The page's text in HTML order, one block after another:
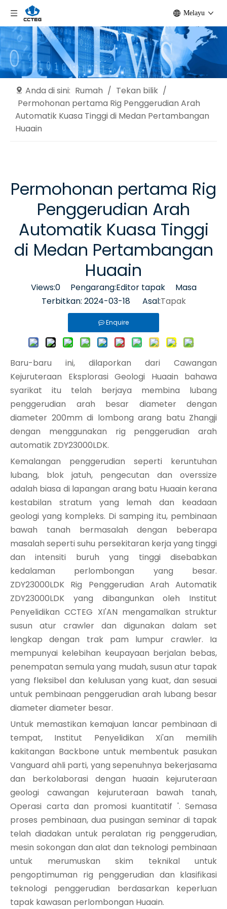
Melayu
Anda di sini: Rumah / Tekan bilik /
Permohonan pertama Rig Penggerudian Arah
Automatik Kuasa Tinggi di Medan Pertambangan
Huaain
Permohonan pertama Rig
Penggerudian Arah
Automatik Kuasa Tinggi
di Medan Pertambangan
Huaain
Views:0Pengarang:Editor tapak Masa
Terbitkan: 2024-03-18 Asal:Tapak
Enquire
Baru-baru ini, dilaporkan dari Cawangan
Kejuruteraan Eksplorasi Geologi Huaain bahawa
syarikat itu telah berjaya membina lubang
penggerudian arah besar diameter dengan
diameter 200mm di lombong arang batu Zhangji
dengan menggunakan rig penggerudian arah
automatik ZDY23000LDK.
Kemalangan penggerudian seperti keruntuhan
lubang, blok jatuh, pengecutan dan overssize
adalah biasa di lapangan arang batu Huaain kerana
kestabilan stratum yang lemah dan keadaan
geologi yang kompleks. Di samping itu, pembinaan
bawah tanah bermasalah dengan beberapa
masalah seperti suhu persekitaran kerja yang tinggi
dan intensiti buruh yang tinggi disebabkan
kedalaman perlombongan yang besar.
ZDY23000LDK Rig Penggerudian Arah Automatik
ZDY23000LDK yang dibangunkan oleh Institut
Penyelidikan CCTEG XI'AN mengamalkan struktur
susun atur crawler dan digunakan dalam set
lengkap dengan trak pam lumpur crawler. Ia
mempunyai kelebihan keupayaan berjalan bebas,
penempatan semula yang mudah, susun atur tapak
yang fleksibel dan kelulusan yang kuat, dan sesuai
untuk pembinaan penggerudian arah lubang besar
diameter diameter besar.
Untuk memastikan kemajuan lancar pembinaan di
tempat, Institut Penyelidikan Xi'an memilih
kakitangan Backbone untuk membentuk pasukan
Vanguard ahli parti, yang sepenuhnya bekerjasama
dan berkolaborasi dengan huaain kejuruteraan
geologi cawangan kejuruteraan bawah tanah,
Operasi carta dan promosi kuantitatif '. Semasa
proses pembinaan, dua pusingan seminar di tapak
telah diadakan untuk peralatan rig penggerudian,
mesin sokongan dan alat dan teknologi pembinaan
untuk merumuskan skim teknikal untuk
pengoptimuman rig penggerudian dan klasifikasi
teknologi penggerudian berdasarkan keperluan
tapak kawasan perlombongan Huaain.